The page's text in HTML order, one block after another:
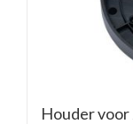
Houder voor